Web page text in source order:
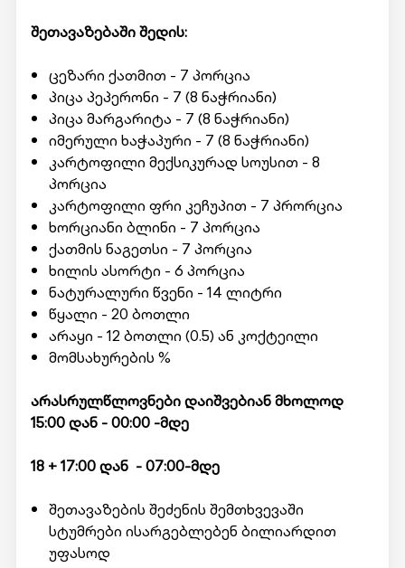
შეთავაზებაში შედის:
ცეზარი ქათმით - 7 პორცია
პიცა პეპერონი - 7 (8 ნაჭრიანი)
პიცა მარგარიტა - 7 (8 ნაჭრიანი)
იმერული ხაჭაპური - 7 (8 ნაჭრიანი)
კარტოფილი მექსიკურად სოუსით - 8
პორცია
კარტოფილი ფრი კეჩუპით - 7 პრორცია
ხორციანი ბლინი - 7 პორცია
ქათმის ნაგეთსი - 7 პორცია
ხილის ასორტი - 6 პორცია
ნატურალური წვენი - 14 ლიტრი
წყალი - 20 ბოთლი
არაყი - 12 ბოთლი (0.5) ან კოქტეილი
მომსახურების %
არასრულწლოვნები დაიშვებიან მხოლოდ
15:00 დან - 00:00 -მდე
18 + 17:00 დან - 07:00-მდე
შეთავაზების შეძენის შემთხვევაში
სტუმრები ისარგებლებენ ბილიარდით
უფასოდ